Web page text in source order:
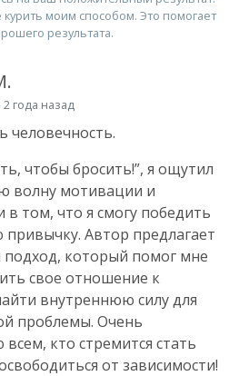
моим способом. Это помогает
результата.
года назад
человечность.
чтобы бросить!”, я ощутил
волну мотивации и
в том, что я смогу победить
привычку. Автор предлагает
который помог мне
свое отношение к
внутреннюю силу для
проблемы. Очень
кто стремится стать
от зависимости!